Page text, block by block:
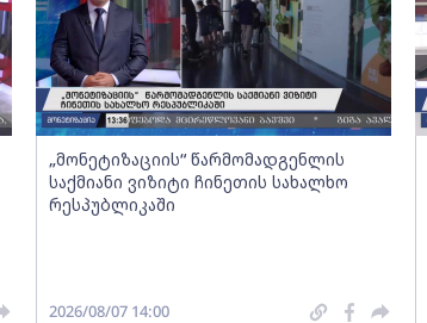
„მონეტიზაციის“ წარმომადგენლის
საქმიანი ვიზიტი ჩინეთის სახალხო
რესპუბლიკაში
2026/08/07 14:00